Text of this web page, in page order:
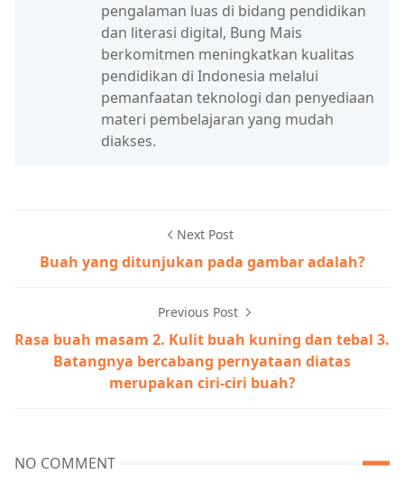
pengalaman luas di bidang pendidikan
dan literasi digital, Bung Mais
berkomitmen meningkatkan kualitas
pendidikan di Indonesia melalui
pemanfaatan teknologi dan penyediaan
materi pembelajaran yang mudah
diakses.
Next Post
Buah yang ditunjukan pada gambar adalah?
Previous Post
Rasa buah masam 2. Kulit buah kuning dan tebal 3.
Batangnya bercabang pernyataan diatas
merupakan ciri-ciri buah?
NO COMMENT